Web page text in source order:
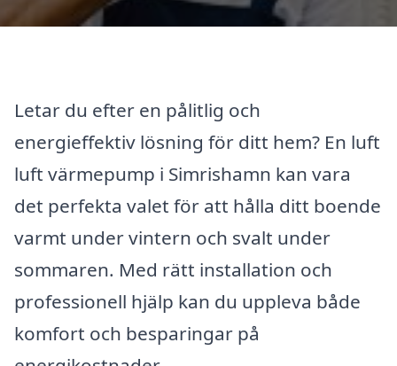
Letar du efter en pålitlig och
energieffektiv lösning för ditt hem? En luft
luft värmepump i Simrishamn kan vara
det perfekta valet för att hålla ditt boende
varmt under vintern och svalt under
sommaren. Med rätt installation och
professionell hjälp kan du uppleva både
komfort och besparingar på